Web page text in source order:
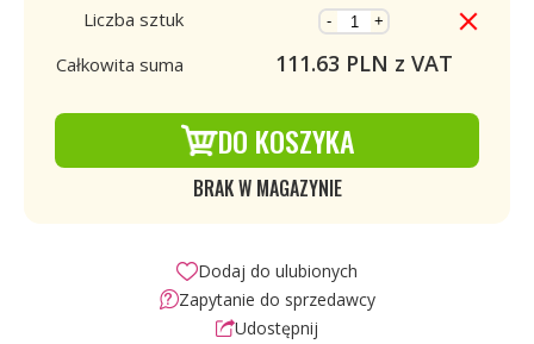
Liczba sztuk
- +
Całkowita suma 111.63 PLN z VAT
DO KOSZYKA
BRAK W MAGAZYNIE
Dodaj do ulubionych
Zapytanie do sprzedawcy
Udostępnij